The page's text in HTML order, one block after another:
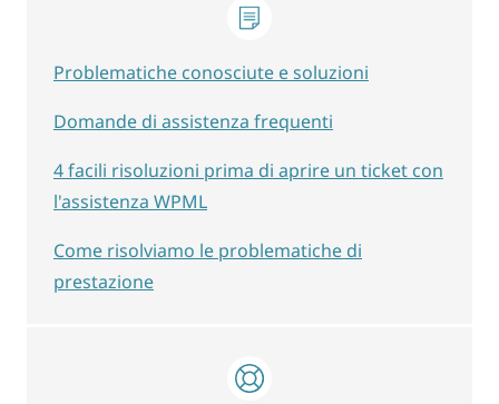
Problematiche conosciute e soluzioni
Domande di assistenza frequenti
4 facili risoluzioni prima di aprire un ticket con
l'assistenza WPML
Come risolviamo le problematiche di
prestazione